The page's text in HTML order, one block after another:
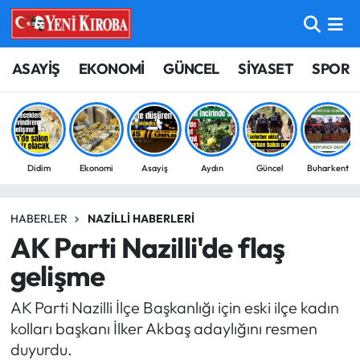
ASAYİŞ EKONOMİ GÜNCEL SİYASET SPOR
Didim Ekonomi Asayiş Aydın Güncel Buharkent
HABERLER NAZILLI HABERLERI
AK Parti Nazilli'de flaş
gelişme
AK Parti Nazilli İlçe Başkanlığı için eski ilçe kadın
kolları başkanı İlker Akbaş adaylığını resmen
duyurdu.
ASAYİŞ
BİLİM-TEKNOLOJİ
ÇEVRE
EĞİTİM
EKONOMİ
GÜNCEL
GÜNDEM
Aydın Nöbetçi Eczaneler
Aydın Hava Durumu
Aydin Namaz Vakitleri
Süper Lig Puan Durumu ve Fikstür
Tüm Manşetler
Son Dakika Haberleri
Haber Arşivi